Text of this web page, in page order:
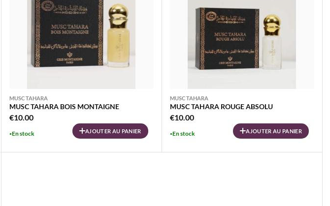
MUSC TAHARA
MUSC TAHARA BOIS MONTAIGNE
€10.00
En stock AJOUTER AU PANIER
MUSC TAHARA
MUSC TAHARA ROUGE ABSOLU
€10.00
En stock AJOUTER AU PANIER